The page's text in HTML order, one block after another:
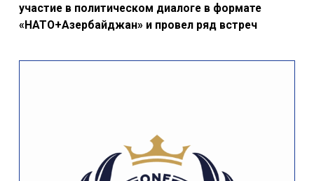
участие в политическом диалоге в формате
«НАТО+Азербайджан» и провел ряд встреч